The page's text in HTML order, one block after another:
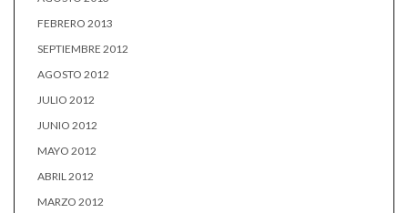
FEBRERO 2013
SEPTIEMBRE 2012
AGOSTO 2012
JULIO 2012
JUNIO 2012
MAYO 2012
ABRIL 2012
MARZO 2012